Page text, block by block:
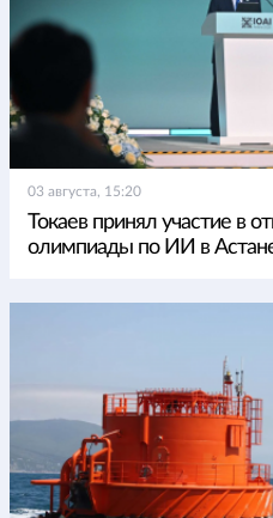
03 августа, 15:20
Токаев принял участие в
олимпиады по ИИ в